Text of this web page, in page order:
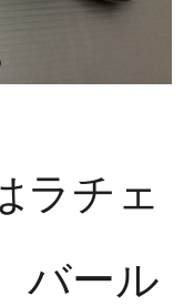
ラチェ
バール